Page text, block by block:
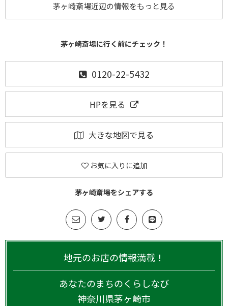
茅ヶ崎斎場近辺の情報をもっと見る
茅ヶ崎斎場に行く前にチェック！
0120-22-5432
HPを見る
大きな地図で見る
お気に入りに追加
茅ヶ崎斎場をシェアする
地元のお店の情報満載！
あなたのまちのくらしなび
神奈川県茅ヶ崎市